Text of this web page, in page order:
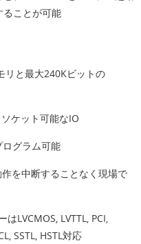
ることが可能
リと最大240Kビットの
ケット可能なIO
ログラム可能
を中断することなく現場で
LVCMOS, LVTTL, PCI,
SSTL, HSTL対応